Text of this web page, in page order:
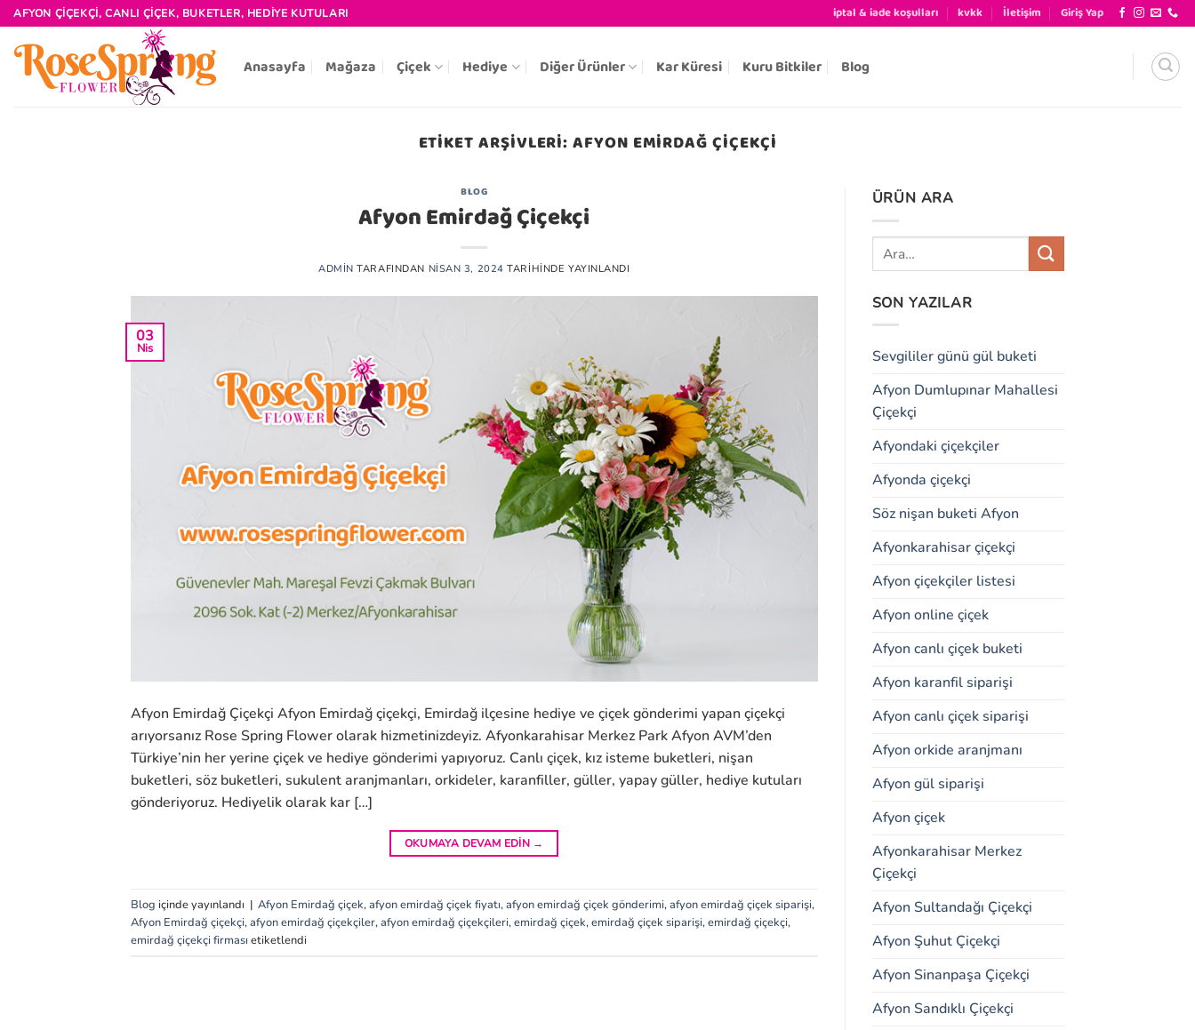
İçeriğe
atla
AFYON ÇIÇEKÇI, CANLI ÇIÇEK, BUKETLER, HEDIYE KUTULARI iptal & iade koşulları kvkk İletişim Giriş Yap
Anasayfa Mağaza Çiçek Hediye Diğer Ürünler Kar Küresi Kuru Bitkiler Blog
ETIKET ARŞIVLERI:AFYON EMIRDAĞ ÇIÇEKÇI
BLOG
Afyon Emirdağ Çiçekçi
ADMIN TARAFINDAN NISAN 3, 2024 TARIHINDE YAYINLANDI
03
Nis
Afyon Emirdağ Çiçekçi Afyon Emirdağ çiçekçi, Emirdağ ilçesine hediye ve çiçek gönderimi yapan çiçekçi
arıyorsanız Rose Spring Flower olarak hizmetinizdeyiz. Afyonkarahisar Merkez Park Afyon AVM’den
Türkiye’nin her yerine çiçek ve hediye gönderimi yapıyoruz. Canlı çiçek, kız isteme buketleri, nişan
buketleri, söz buketleri, sukulent aranjmanları, orkideler, karanfiller, güller, yapay güller, hediye kutuları
gönderiyoruz. Hediyelik olarak kar […]
OKUMAYA DEVAM EDIN →
Blog içinde yayınlandı | Afyon Emirdağ çiçek,afyon emirdağ çiçek fiyatı,afyon emirdağ çiçek gönderimi,afyon emirdağ çiçek siparişi,
Afyon Emirdağ çiçekçi,afyon emirdağ çiçekçiler,afyon emirdağ çiçekçileri,emirdağ çiçek,emirdağ çiçek siparişi,emirdağ çiçekçi,
emirdağ çiçekçi firması etiketlendi
ÜRÜN ARA
SON YAZILAR
Sevgililer günü gül buketi
Afyon Dumlupınar Mahallesi
Çiçekçi
Afyondaki çiçekçiler
Afyonda çiçekçi
Söz nişan buketi Afyon
Afyonkarahisar çiçekçi
Afyon çiçekçiler listesi
Afyon online çiçek
Afyon canlı çiçek buketi
Afyon karanfil siparişi
Afyon canlı çiçek siparişi
Afyon orkide aranjmanı
Afyon gül siparişi
Afyon çiçek
Afyonkarahisar Merkez
Çiçekçi
Afyon Sultandağı Çiçekçi
Afyon Şuhut Çiçekçi
Afyon Sinanpaşa Çiçekçi
Afyon Sandıklı Çiçekçi